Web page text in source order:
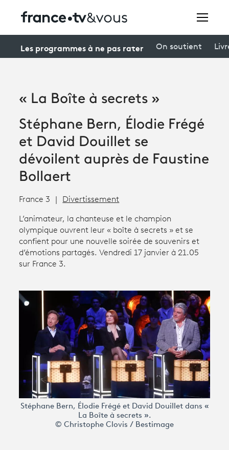
Avantages fidélité
Creators
À la une
Participer et assister à une émission
À votre écoute
Productions et innovation
Programme tv
Les programmes à ne pas rater On soutient
« La Boîte à secrets »
Stéphane Bern, Élodie Frégé
et David Douillet se
dévoilent auprès de Faustine
Bollaert
France 3 Divertissement
L’animateur, la chanteuse et le champion
olympique ouvrent leur « boîte à secrets » et se
confient pour une nouvelle soirée de souvenirs et
d’émotions partagés. Vendredi 17 janvier à 21.05
sur France 3.
Stéphane Bern, Élodie Frégé et David Douillet dans «
La Boîte à secrets ».
© Christophe Clovis / Bestimage